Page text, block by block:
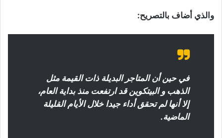
والذي أضاف بالتصريح:
في حين أن المتاجر البديلة ذات القيمة مثل
الذهب و البيتكوين قد ارتفعت منذ بداية العام،
إلا أنها لم تحقق أداء جيدا خلال الأيام القليلة
الماضية.